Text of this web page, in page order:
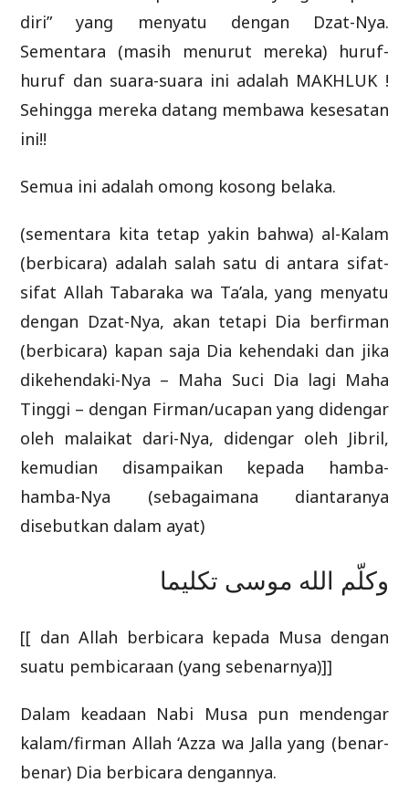
diri” yang menyatu dengan Dzat-Nya.
Sementara (masih menurut mereka) huruf-
huruf dan suara-suara ini adalah MAKHLUK !
Sehingga mereka datang membawa kesesatan
ini!!
Semua ini adalah omong kosong belaka.
(sementara kita tetap yakin bahwa) al-Kalam
(berbicara) adalah salah satu di antara sifat-
sifat Allah Tabaraka wa Ta’ala, yang menyatu
dengan Dzat-Nya, akan tetapi Dia berfirman
(berbicara) kapan saja Dia kehendaki dan jika
dikehendaki-Nya – Maha Suci Dia lagi Maha
Tinggi – dengan Firman/ucapan yang didengar
oleh malaikat dari-Nya, didengar oleh Jibril,
kemudian disampaikan kepada hamba-
hamba-Nya (sebagaimana diantaranya
disebutkan dalam ayat)
وكلّم الله موسى تكليما
[[ dan Allah berbicara kepada Musa dengan
suatu pembicaraan (yang sebenarnya)]]
Dalam keadaan Nabi Musa pun mendengar
kalam/firman Allah ‘Azza wa Jalla yang (benar-
benar) Dia berbicara dengannya.